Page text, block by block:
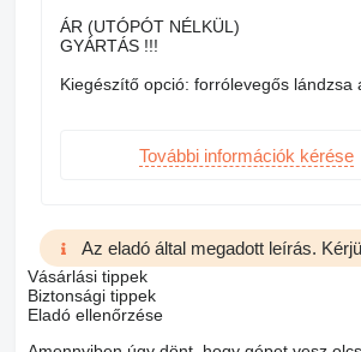
ÁR (UTÓPÓT NÉLKÜL)
GYÁRTÁS !!!
Kiegészítő opció: forrólevegős
További információk kérése
Az eladó által megadott leírás.
Vásárlási tippek
Biztonsági tippek
Eladó ellenőrzése